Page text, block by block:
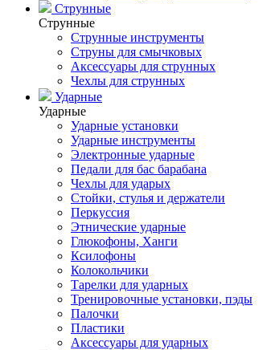
Струнные
Струнные
Струнные инструменты
Струны для смычковых
Аксессуары для струнных
Чехлы для струнных
Ударные
Ударные
Ударные установки
Ударные инструменты
Электронные ударные
Педали для бас барабана
Чехлы для ударых
Стойки, стулья и держатели
Перкуссия
Этнические ударные
Глюкофоны, Ханги
Ксилофоны
Колокольчики
Тарелки для ударных
Тренировочные установки, пэды
Палочки
Пластики
Аксессуары для ударных